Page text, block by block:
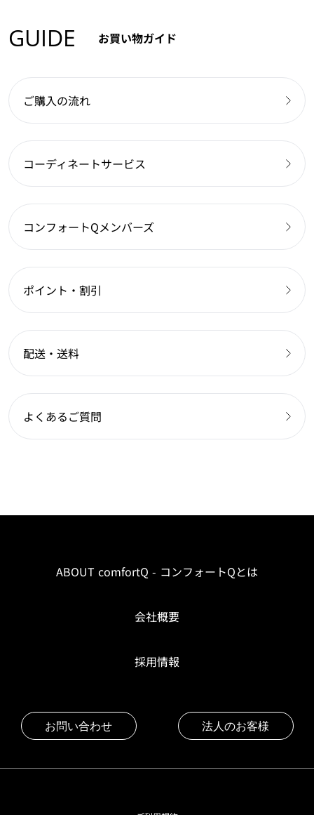
GUIDE お買い物ガイド
ご購入の流れ
コーディネートサービス
コンフォートQメンバーズ
ポイント・割引
配送・送料
よくあるご質問
ABOUT comfortQ - コンフォートQとは
会社概要
採用情報
お問い合わせ 法人のお客様